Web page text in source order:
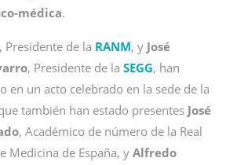
médica.
, Presidente de la RANM, y José
, Presidente de la SEGG, han
en un acto celebrado en la sede de la
también han estado presentes José
, Académico de número de la Real
Medicina de España, y Alfredo